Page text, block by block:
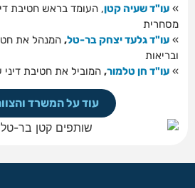
» עו"ד שעיה קטן, העומד בראש חטיבת
מסחרית
» עו"ד גלעד יצחק בר-טל, המנהל את
ובריאות
» עו"ד חן טלמור, המוביל את חטיבת דיני
עוד על המשרד